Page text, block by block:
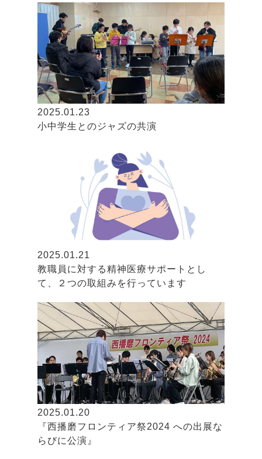
2025.01.23
小中学生とのジャズの共演
2025.01.21
教職員に対する精神医療サポートとし
て、２つの取組みを行っています
2025.01.20
『西播磨フロンティア祭2024 への出展な
らびに公演』